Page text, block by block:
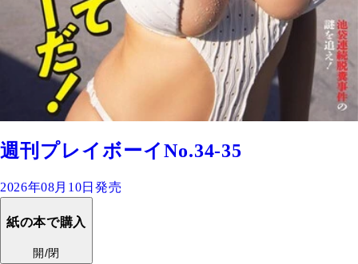
週刊プレイボーイNo.34-35
2026年08月10日発売
紙の本で購入
開/閉